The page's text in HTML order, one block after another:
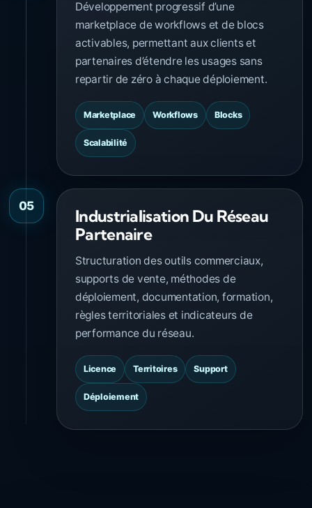
Développement progressif d’une
marketplace de workflows et de blocs
activables, permettant aux clients et
partenaires d’étendre les usages sans
repartir de zéro à chaque déploiement.
Marketplace Workflows Blocks
Scalabilité
05
Industrialisation Du Réseau
Partenaire
Structuration des outils commerciaux,
supports de vente, méthodes de
déploiement, documentation, formation,
règles territoriales et indicateurs de
performance du réseau.
Licence Territoires Support
Déploiement